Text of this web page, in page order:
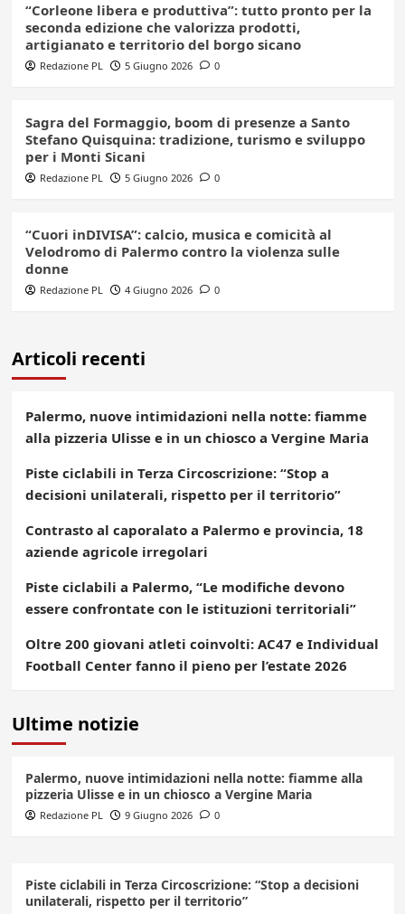
“Corleone libera e produttiva”: tutto pronto per la
seconda edizione che valorizza prodotti,
artigianato e territorio del borgo sicano
Redazione PL 5 Giugno 2026 0
Sagra del Formaggio, boom di presenze a Santo
Stefano Quisquina: tradizione, turismo e sviluppo
per i Monti Sicani
Redazione PL 5 Giugno 2026 0
“Cuori inDIVISA”: calcio, musica e comicità al
Velodromo di Palermo contro la violenza sulle
donne
Redazione PL 4 Giugno 2026 0
Articoli recenti
Palermo, nuove intimidazioni nella notte: fiamme
alla pizzeria Ulisse e in un chiosco a Vergine Maria
Piste ciclabili in Terza Circoscrizione: “Stop a
decisioni unilaterali, rispetto per il territorio”
Contrasto al caporalato a Palermo e provincia, 18
aziende agricole irregolari
Piste ciclabili a Palermo, “Le modifiche devono
essere confrontate con le istituzioni territoriali”
Oltre 200 giovani atleti coinvolti: AC47 e Individual
Football Center fanno il pieno per l’estate 2026
Ultime notizie
Palermo, nuove intimidazioni nella notte: fiamme alla
pizzeria Ulisse e in un chiosco a Vergine Maria
Redazione PL 9 Giugno 2026 0
Piste ciclabili in Terza Circoscrizione: “Stop a decisioni
unilaterali, rispetto per il territorio”